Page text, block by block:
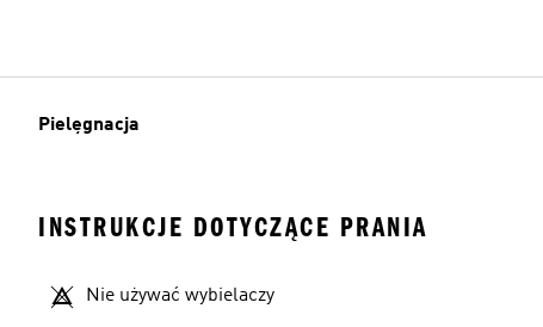
Pielęgnacja
INSTRUKCJE DOTYCZĄCE PRANIA
Nie używać wybielaczy